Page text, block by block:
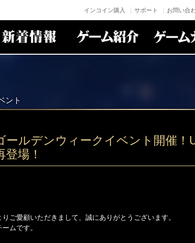
インコイン購入 サポート お問い合
ント
ールデンウィークイベント開催！
登場！
りご愛顧いただきまして、誠にありがとうございます。
ムです。